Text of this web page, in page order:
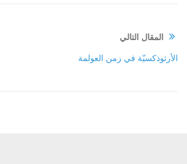
المقال التالي
الأرثوذكسيّة في زمن العولمة